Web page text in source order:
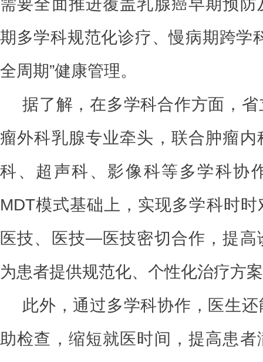
期多学科规范化诊疗、慢病期跨学
全周期”健康管理。
据了解，在多学科合作方面，
瘤外科乳腺专业牵头，联合肿瘤
科、超声科、影像科等多学科协
MDT模式基础上，实现多学科时
医技、医技—医技密切合作，提高
为患者提供规范化、个性化治疗方
此外，通过多学科协作，医生
助检查，缩短就医时间，提高患